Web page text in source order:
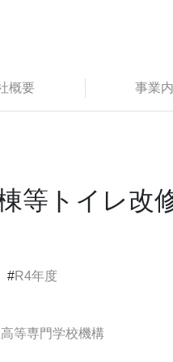
概要 事業
等トイレ改
#R4年度
等専門学校機構